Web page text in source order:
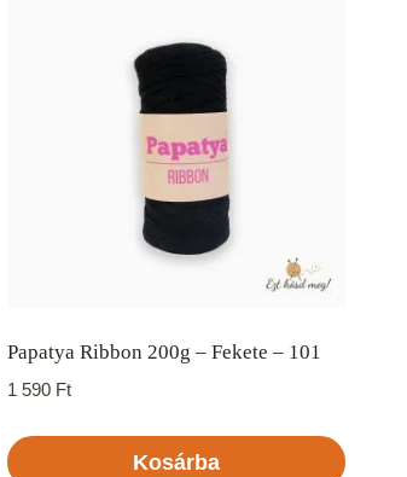
Papatya Ribbon 200g – Fekete – 101
1 590 Ft
Kosárba